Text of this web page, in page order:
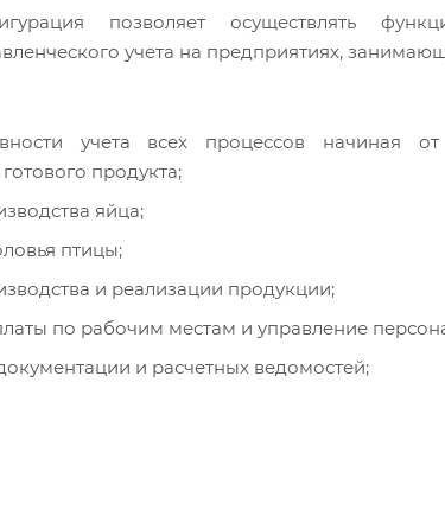
позволяет осуществлять
учета на предприятиях,
учета всех процессов начиная
продукта;
яйца;
птицы;
и реализации продукции;
по рабочим местам и управление
и расчетных ведомостей;